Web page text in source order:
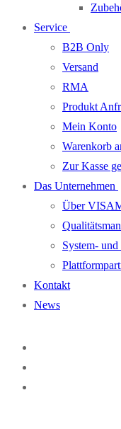
Service
B2B Only
Versand
RMA
Produkt
Mein Konto
Warenkorb
Zur Kasse
Das Unternehmen
Über
System-
Kontakt
News